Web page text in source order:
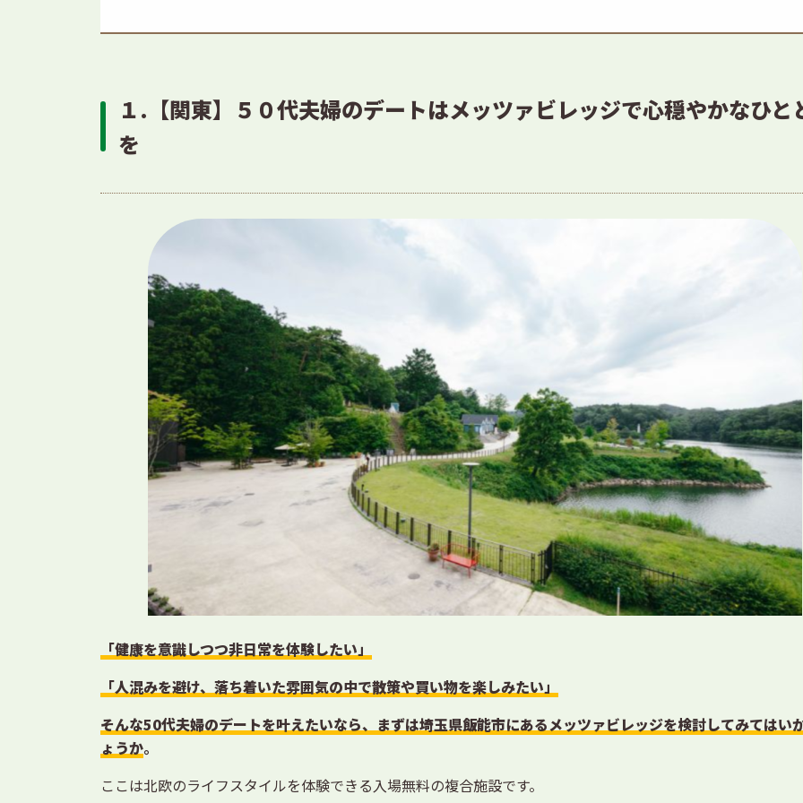
１.【関東】５０代夫婦のデートはメッツァビレッジで心穏やかなひと
を
「健康を意識しつつ非日常を体験したい」
「人混みを避け、落ち着いた雰囲気の中で散策や買い物を楽しみたい」
そんな50代夫婦のデートを叶えたいなら、まずは埼玉県飯能市にあるメッツァビレッジを検討してみてはい
ょうか。
ここは北欧のライフスタイルを体験できる入場無料の複合施設です。